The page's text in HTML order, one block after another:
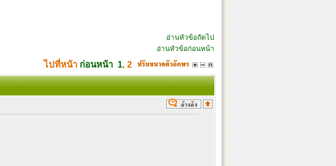
อ่านหัวข้อถัดไป
อ่านหัวข้อก่อนหน้า
ไปที่หน้า ก่อนหน้า 1, 2